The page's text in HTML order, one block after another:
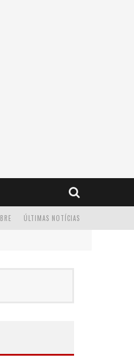
ÚLTIMAS NOTÍCIAS